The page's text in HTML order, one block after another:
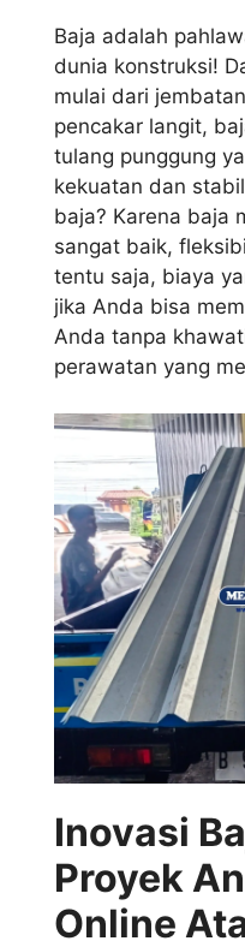
Baja adalah
dunia konstruksi!
mulai dari
pencakar langit,
tulang punggung
kekuatan dan
baja? Karena baja
sangat baik,
tentu saja, biaya
jika Anda bisa
Anda tanpa
perawatan yang
Inovasi
Proyek
Online